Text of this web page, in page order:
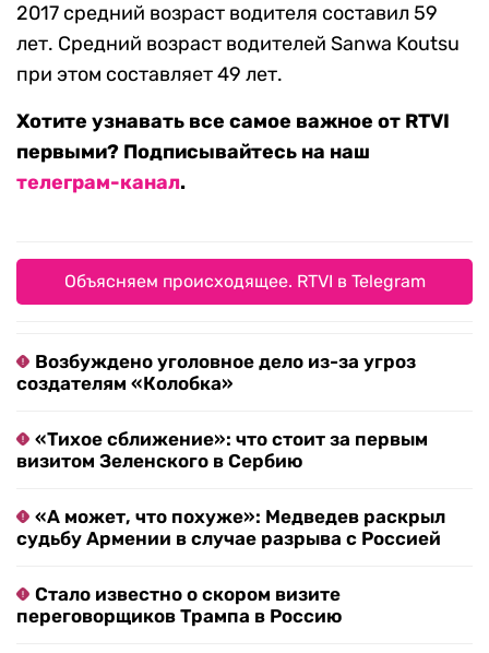
2017 средний возраст водителя составил 59
лет. Средний возраст водителей Sanwa Koutsu
при этом составляет 49 лет.
Хотите узнавать все самое важное от RTVI
первыми? Подписывайтесь на наш
телеграм-канал.
Объясняем происходящее. RTVI в Telegram
Возбуждено уголовное дело из-за угроз
создателям «Колобка»
«Тихое сближение»: что стоит за первым
визитом Зеленского в Сербию
«А может, что похуже»: Медведев раскрыл
судьбу Армении в случае разрыва с Россией
Стало известно о скором визите
переговорщиков Трампа в Россию